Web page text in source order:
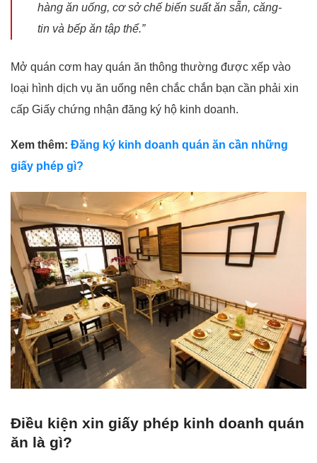
hàng ăn uống, cơ sở chế biến suất ăn sẵn, căng-
tin và bếp ăn tập thể.”
Mở quán cơm hay quán ăn thông thường được xếp vào
loại hình dịch vụ ăn uống nên chắc chắn bạn cần phải xin
cấp Giấy chứng nhận đăng ký hộ kinh doanh.
Xem thêm: Đăng ký kinh doanh quán ăn cần những
giấy phép gì?
Điều kiện xin giấy phép kinh doanh quán
ăn là gì?